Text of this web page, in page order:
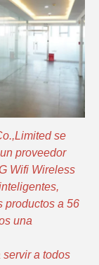
se
proveedor
Wifi Wireless
productos a 56
una
servir a todos